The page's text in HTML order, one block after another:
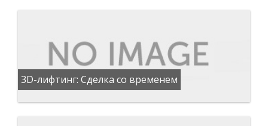
3D-лифтинг: Сделка со временем